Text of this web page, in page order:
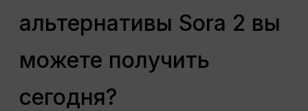
альтернативы Sora 2 вы
можете получить
сегодня?